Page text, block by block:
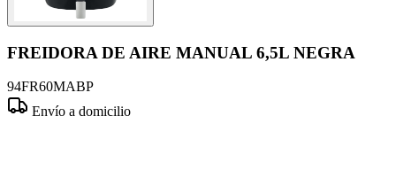
FREIDORA DE AIRE MANUAL 6,5L NEGRA
94FR60MABP
Envío a domicilio